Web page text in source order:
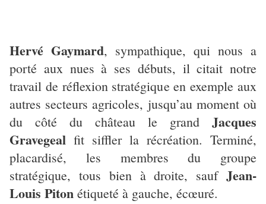
Hervé Gaymard, sympathique, qui nous a
porté aux nues à ses débuts, il citait notre
travail de réflexion stratégique en exemple aux
autres secteurs agricoles, jusqu’au moment où
du côté du château le grand Jacques
Gravegeal fit siffler la récréation. Terminé,
placardisé, les membres du groupe
stratégique, tous bien à droite, sauf Jean-
Louis Piton étiqueté à gauche, écœuré.